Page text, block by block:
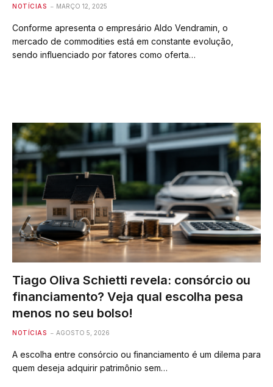
NOTÍCIAS MARÇO 12, 2025
Conforme apresenta o empresário Aldo Vendramin, o
mercado de commodities está em constante evolução,
sendo influenciado por fatores como oferta…
Tiago Oliva Schietti revela: consórcio ou
financiamento? Veja qual escolha pesa
menos no seu bolso!
NOTÍCIAS AGOSTO 5, 2026
A escolha entre consórcio ou financiamento é um dilema para
quem deseja adquirir patrimônio sem…